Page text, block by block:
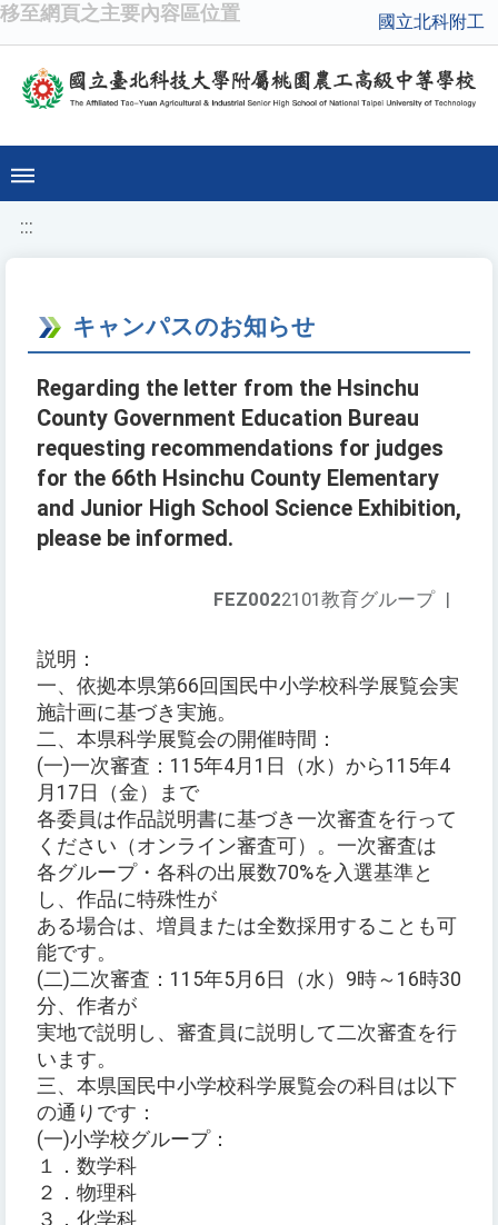
移至網頁之主要內容區位置 國立北科附工
:::
キャンパスのお知らせ
Regarding the letter from the Hsinchu
County Government Education Bureau
requesting recommendations for judges
for the 66th Hsinchu County Elementary
and Junior High School Science Exhibition,
please be informed.
FEZ0022101教育グループ |
説明：
一、依拠本県第66回国民中小学校科学展覧会実
施計画に基づき実施。
二、本県科学展覧会の開催時間：
(一)一次審査：115年4月1日（水）から115年4
月17日（金）まで
各委員は作品説明書に基づき一次審査を行って
ください（オンライン審査可）。一次審査は
各グループ・各科の出展数70%を入選基準と
し、作品に特殊性が
ある場合は、増員または全数採用することも可
能です。
(二)二次審査：115年5月6日（水）9時～16時30
分、作者が
実地で説明し、審査員に説明して二次審査を行
います。
三、本県国民中小学校科学展覧会の科目は以下
の通りです：
(一)小学校グループ：
１．数学科
２．物理科
３．化学科